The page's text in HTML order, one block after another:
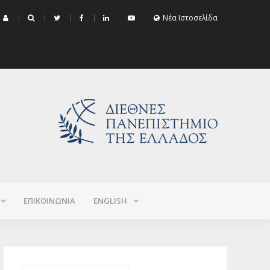
Εξεταστικής Σεπτεμβρίου 2026 (Χειμερινό+Εαρινό 2025-2026)
Νέα Ιστοσελίδα
ΕΠΙΚΟΙΝΩΝΙΑ ΕNGLISH